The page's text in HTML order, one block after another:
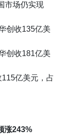
市场仍实现
创收135亿美
创收181亿美
亿美元，占
涨243%